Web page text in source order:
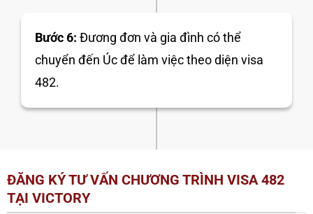
Bước 6: Đương đơn và gia đình có thể
chuyển đến Úc để làm việc theo diện visa
482.
ĐĂNG KÝ TƯ VẤN CHƯƠNG TRÌNH VISA 482
TẠI VICTORY